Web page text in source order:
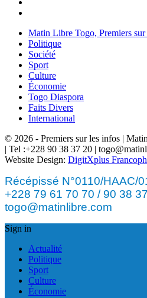
Matin Libre Togo, Premiers sur
Politique
Société
Sport
Culture
Économie
Togo Diaspora
Faits Divers
International
© 2026 - Premiers sur les infos |
| Tel :+228 90 38 37 20 |
Website Design: DigitXplus
Récépissé N°0110/HAAC/
+228 79 61 70 70 / 90 38 37
togo@matinlibre.com
Sign in
Actualité
Politique
Sport
Culture
Économie